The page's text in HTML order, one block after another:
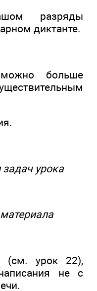
разряды
диктанте.
больше
урока
(см. урок 22),
не с